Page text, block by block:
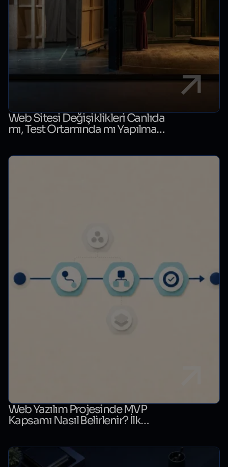
Web Sitesi Değişiklikleri Canlıda
mı, Test Ortamında mı Yapılmalı?
Web Yazılım Projesinde MVP
Kapsamı Nasıl Belirlenir? İlk